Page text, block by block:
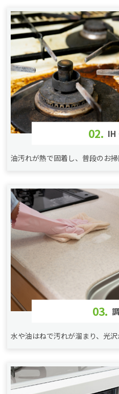
02. IH
油汚れが熱で固着し、普段のお
03.
水や油はねで汚れが溜まり、光沢